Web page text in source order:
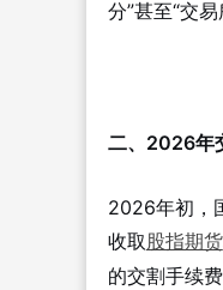
分”甚至“交
二、2026年
2026年初，
收取 股指期货
的交割手续